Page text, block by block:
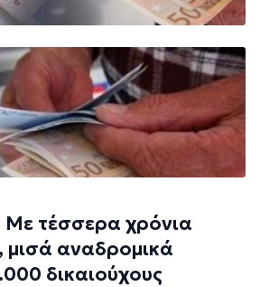
Με τέσσερα χρόνια
μισά αναδρομικά
δικαιούχους